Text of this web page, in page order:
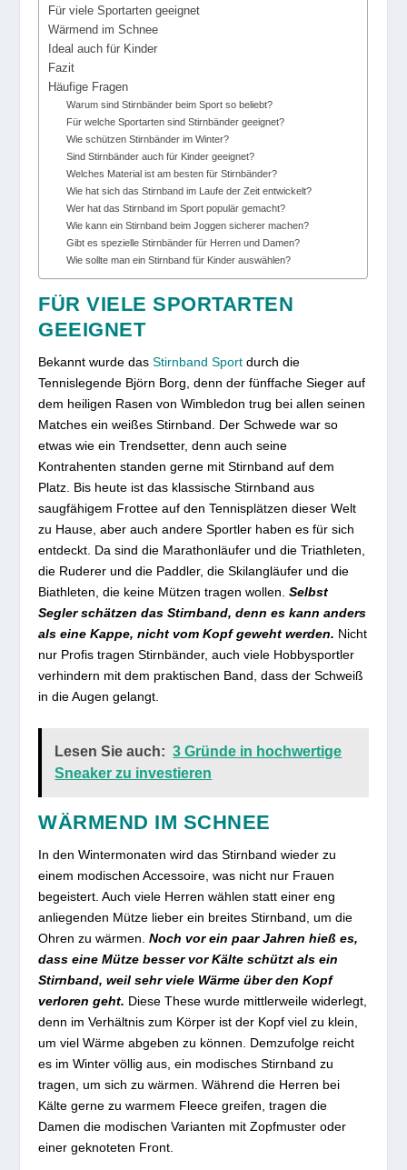
Für viele Sportarten geeignet
Wärmend im Schnee
Ideal auch für Kinder
Fazit
Häufige Fragen
Warum sind Stirnbänder beim Sport so beliebt?
Für welche Sportarten sind Stirnbänder geeignet?
Wie schützen Stirnbänder im Winter?
Sind Stirnbänder auch für Kinder geeignet?
Welches Material ist am besten für Stirnbänder?
Wie hat sich das Stirnband im Laufe der Zeit entwickelt?
Wer hat das Stirnband im Sport populär gemacht?
Wie kann ein Stirnband beim Joggen sicherer machen?
Gibt es spezielle Stirnbänder für Herren und Damen?
Wie sollte man ein Stirnband für Kinder auswählen?
FÜR VIELE SPORTARTEN
GEEIGNET
Bekannt wurde dasStirnband Sport durch die
Tennislegende Björn Borg, denn der fünffache Sieger auf
dem heiligen Rasen von Wimbledon trug bei allen seinen
Matches ein weißes Stirnband. Der Schwede war so
etwas wie ein Trendsetter, denn auch seine
Kontrahenten standen gerne mit Stirnband auf dem
Platz. Bis heute ist das klassische Stirnband aus
saugfähigem Frottee auf den Tennisplätzen dieser Welt
zu Hause, aber auch andere Sportler haben es für sich
entdeckt. Da sind die Marathonläufer und die Triathleten,
die Ruderer und die Paddler, die Skilangläufer und die
Biathleten, die keine Mützen tragen wollen.Selbst
Segler schätzen das Stirnband, denn es kann anders
als eine Kappe, nicht vom Kopf geweht werden. Nicht
nur Profis tragen Stirnbänder, auch viele Hobbysportler
verhindern mit dem praktischen Band, dass der Schweiß
in die Augen gelangt.
Lesen Sie auch: 3 Gründe in hochwertige
Sneaker zu investieren
WÄRMEND IM SCHNEE
In den Wintermonaten wird das Stirnband wieder zu
einem modischen Accessoire, was nicht nur Frauen
begeistert. Auch viele Herren wählen statt einer eng
anliegenden Mütze lieber ein breites Stirnband, um die
Ohren zu wärmen.Noch vor ein paar Jahren hieß es,
dass eine Mütze besser vor Kälte schützt als ein
Stirnband, weil sehr viele Wärme über den Kopf
verloren geht. Diese These wurde mittlerweile widerlegt,
denn im Verhältnis zum Körper ist der Kopf viel zu klein,
um viel Wärme abgeben zu können. Demzufolge reicht
es im Winter völlig aus, ein modisches Stirnband zu
tragen, um sich zu wärmen. Während die Herren bei
Kälte gerne zu warmem Fleece greifen, tragen die
Damen die modischen Varianten mit Zopfmuster oder
einer geknoteten Front.